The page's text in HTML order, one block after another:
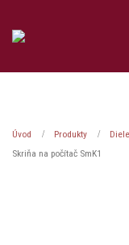
Úvod Produkty
Skriňa na počítač SmK1